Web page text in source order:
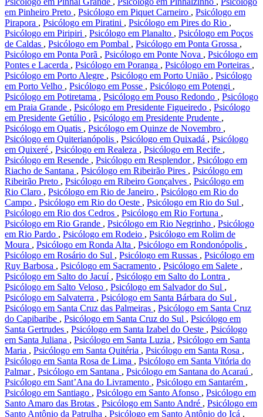
em Pinheiro Preto , Psicólogo em Piquet Carneiro , Psicólogo em
Pirapora , Psicólogo em Piratini , Psicólogo em Pires do Rio ,
Psicólogo em Piripiri , Psicólogo em Planalto , Psicólogo em Poços
de Caldas , Psicólogo em Pombal , Psicólogo em Ponta Grossa ,
Psicólogo em Ponta Porã , Psicólogo em Ponte Nova , Psicólogo em
Pontes e Lacerda , Psicólogo em Poranga , Psicólogo em Porteiras ,
Psicólogo em Porto Alegre , Psicólogo em Porto União , Psicólogo
em Porto Velho , Psicólogo em Posse , Psicólogo em Potengi ,
Psicólogo em Potiretama , Psicólogo em Pouso Redondo , Psicólogo
em Praia Grande , Psicólogo em Presidente Figueiredo , Psicólogo
em Presidente Getúlio , Psicólogo em Presidente Prudente ,
Psicólogo em Quatis , Psicólogo em Quinze de Novembro ,
Psicólogo em Quiterianópolis , Psicólogo em Quixadá , Psicólogo
em Quixeré , Psicólogo em Realeza , Psicólogo em Recife ,
Psicólogo em Resende , Psicólogo em Resplendor , Psicólogo em
Riacho de Santana , Psicólogo em Ribeirão Pires , Psicólogo em
Ribeirão Preto , Psicólogo em Ribeiro Gonçalves , Psicólogo em
Rio Claro , Psicólogo em Rio de Janeiro , Psicólogo em Rio do
Campo , Psicólogo em Rio do Oeste , Psicólogo em Rio do Sul ,
Psicólogo em Rio dos Cedros , Psicólogo em Rio Fortuna ,
Psicólogo em Rio Grande , Psicólogo em Rio Negrinho , Psicólogo
em Rio Pardo , Psicólogo em Rodeio , Psicólogo em Rolim de
Moura , Psicólogo em Ronda Alta , Psicólogo em Rondonópolis ,
Psicólogo em Rosário do Sul , Psicólogo em Russas , Psicólogo em
Ruy Barbosa , Psicólogo em Sacramento , Psicólogo em Salete ,
Psicólogo em Salto do Jacuí , Psicólogo em Salto do Lontra ,
Psicólogo em Salto Veloso , Psicólogo em Salvador do Sul ,
Psicólogo em Salvaterra , Psicólogo em Santa Bárbara do Sul ,
Psicólogo em Santa Cruz das Palmeiras , Psicólogo em Santa Cruz
do Capibaribe , Psicólogo em Santa Cruz do Sul , Psicólogo em
Santa Gertrudes , Psicólogo em Santa Izabel do Oeste , Psicólogo
em Santa Juliana , Psicólogo em Santa Luzia , Psicólogo em Santa
Maria , Psicólogo em Santa Quitéria , Psicólogo em Santa Rosa ,
Psicólogo em Santa Rosa de Lima , Psicólogo em Santa Vitória do
Palmar , Psicólogo em Santana , Psicólogo em Santana do Acaraú ,
Psicólogo em Sant’Ana do Livramento , Psicólogo em Santarém ,
Psicólogo em Santiago , Psicólogo em Santo Afonso , Psicólogo em
Santo Amaro das Brotas , Psicólogo em Santo André , Psicólogo em
Santo Antônio da Patrulha , Psicólogo em Santo Antônio do Içá ,